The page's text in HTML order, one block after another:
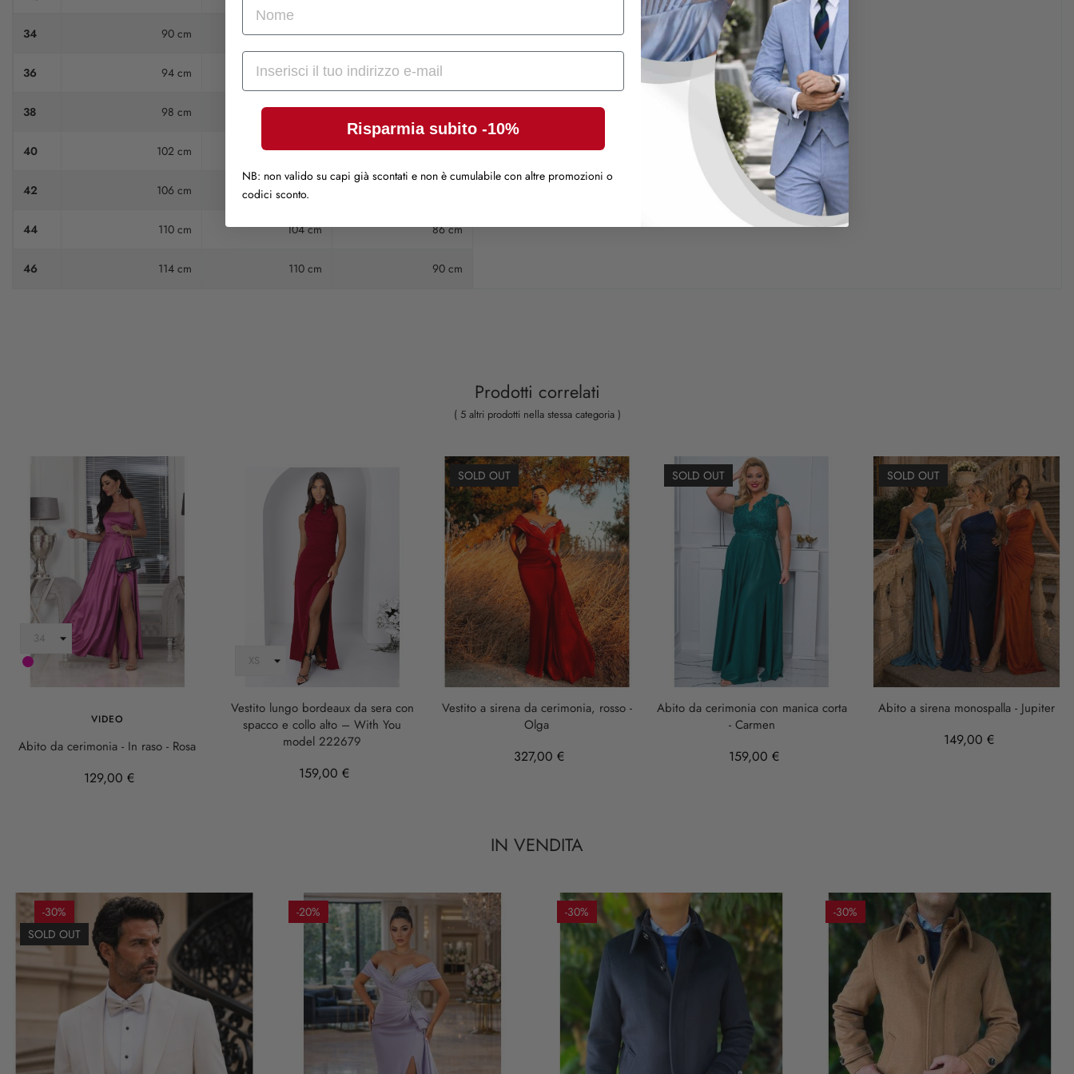
34 90 cm 84 cm 64 cm
36 94 cm 88 cm 68 cm
38 98 cm 92 cm 72 cm
40 102 cm 96 cm 78 cm
42 106 cm 100 cm
44 110 cm 104 cm 86 cm
46 114 cm 110 cm 90 cm
Prodotti correlati
( 5 altri prodotti nella stessa categoria )
VIDEO
magenta
Abito da cerimonia - In raso - Rosa
129,00 €
Vestito lungo bordeaux da sera con
spacco e collo alto – With You
model 222679
159,00 €
SOLD OUT
Vestito a sirena da cerimonia, rosso -
Olga
327,00 €
SOLD OUT
Abito da cerimonia con manica corta
- Carmen
159,00 €
SOLD OUT
Abito a sirena monospalla - Jupiter
149,00 €
IN VENDITA
-30%
SOLD OUT
-20% -30% -30%
Mail
Risparmia subito -10%
NB: non valido su capi già scontati e non è cumulabile con altre promozioni o
codici sconto.